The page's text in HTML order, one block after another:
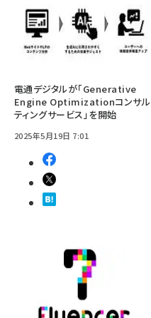
電通デジタルが「Generative
Engine Optimizationコンサル
ティングサービス」を開始
2025年5月19日 7:01